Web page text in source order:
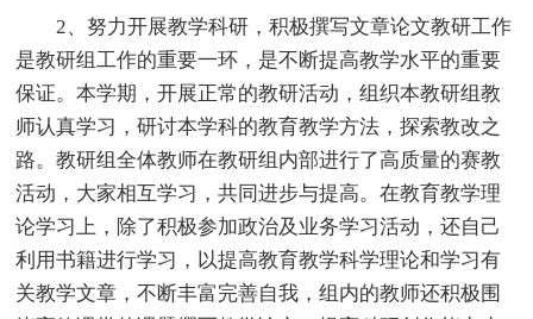
2、努力开展教学科研，积极撰写文章论文教研工作
是教研组工作的重要一环，是不断提高教学水平的重要
保证。本学期，开展正常的教研活动，组织本教研组教
师认真学习，研讨本学科的教育教学方法，探索教改之
路。教研组全体教师在教研组内部进行了高质量的赛教
活动，大家相互学习，共同进步与提高。在教育教学理
论学习上，除了积极参加政治及业务学习活动，还自己
利用书籍进行学习，以提高教育教学科学理论和学习有
关教学文章，不断丰富完善自我，组内的教师还积极围